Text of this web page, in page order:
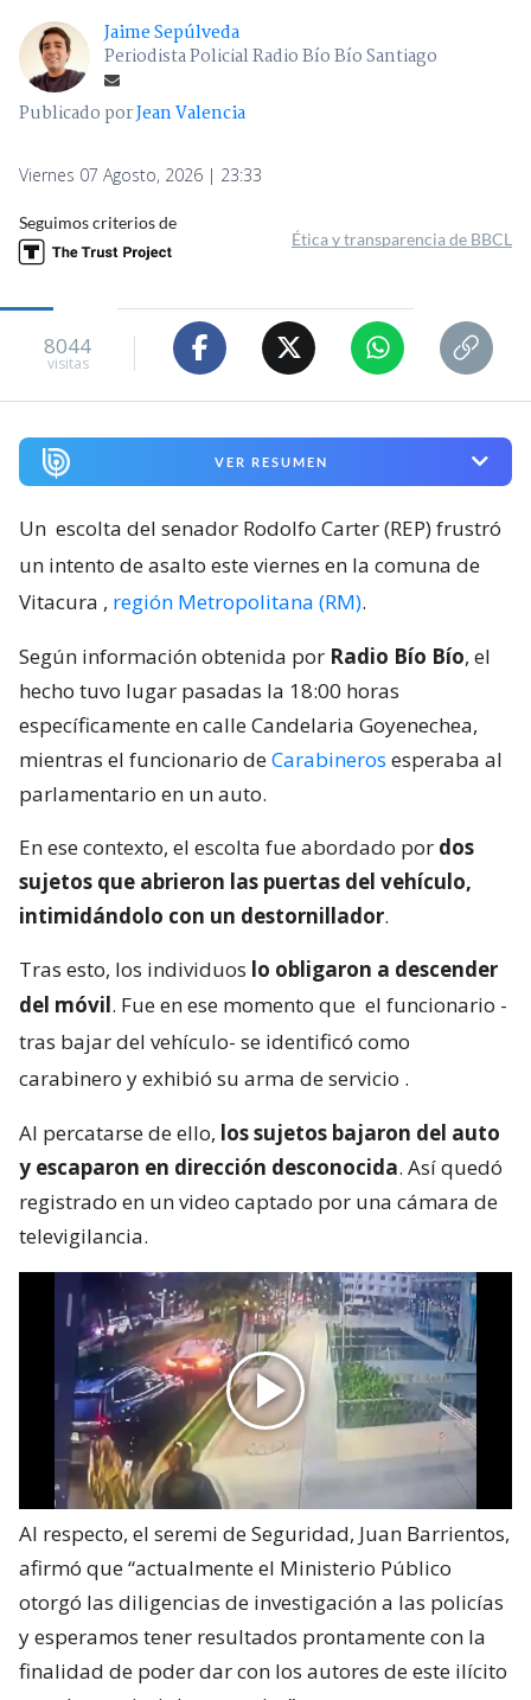
Jaime Sepúlveda
Periodista Policial Radio Bío Bío Santiago
Publicado porJean Valencia
Viernes 07 Agosto, 2026 | 23:33
Seguimos criterios de
Ética y transparencia de BBCL
8044
visitas
VER RESUMEN
Un escolta del senador Rodolfo Carter (REP) frustró
un intento de asalto este viernes en la comuna de
Vitacura , región Metropolitana (RM).
Según información obtenida por Radio Bío Bío, el
hecho tuvo lugar pasadas la 18:00 horas
específicamente en calle Candelaria Goyenechea,
mientras el funcionario deCarabineros esperaba al
parlamentario en un auto.
En ese contexto, el escolta fue abordado por dos
sujetos que abrieron las puertas del vehículo,
intimidándolo con un destornillador.
Tras esto, los individuos lo obligaron a descender
del móvil. Fue en ese momento que el funcionario -
tras bajar del vehículo- se identificó como
carabinero y exhibió su arma de servicio .
Al percatarse de ello, los sujetos bajaron del auto
y escaparon en dirección desconocida. Así quedó
registrado en un video captado por una cámara de
televigilancia.
Al respecto, el seremi de Seguridad, Juan Barrientos,
afirmó que “actualmente el Ministerio Público
otorgó las diligencias de investigación a las policías
y esperamos tener resultados prontamente con la
finalidad de poder dar con los autores de este ilícito